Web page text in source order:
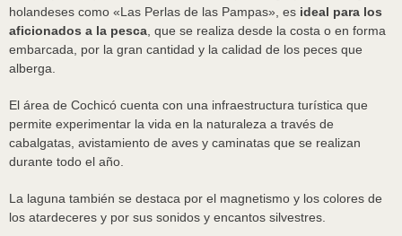
holandeses como «Las Perlas de las Pampas», es ideal para los
aficionados a la pesca , que se realiza desde la costa o en forma
embarcada, por la gran cantidad y la calidad de los peces que
alberga.
El área de Cochicó cuenta con una infraestructura turística que
permite experimentar la vida en la naturaleza a través de
cabalgatas, avistamiento de aves y caminatas que se realizan
durante todo el año.
La laguna también se destaca por el magnetismo y los colores de
los atardeceres y por sus sonidos y encantos silvestres.